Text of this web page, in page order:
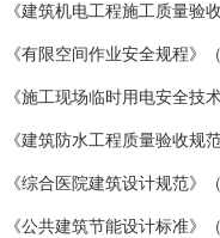
《建筑机电工程施工质量验
《有限空间作业安全规程》
《施工现场临时用电安全技
《建筑防水工程质量验收规
《综合医院建筑设计规范》
《公共建筑节能设计标准》